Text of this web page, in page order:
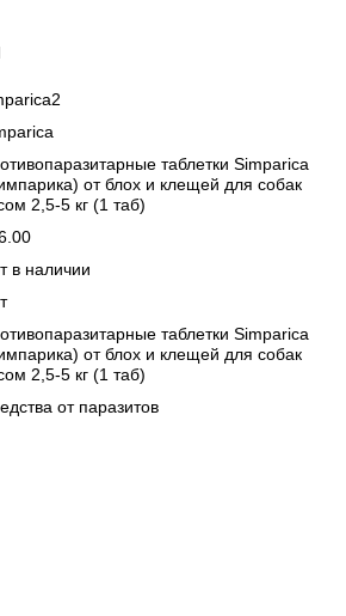
таблетки Simparica
от блох и клещей для собак
2,5-5 кг (1 таб)
в наличии
таблетки Simparica
от блох и клещей для собак
2,5-5 кг (1 таб)
от паразитов